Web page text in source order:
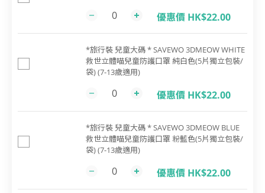
優惠價 HK$22.00
*旅行裝 兒童大碼 * SAVEWO 3DMEOW WHITE
救世立體喵兒童防護口罩 純白色(5片獨立包裝/
袋) (7-13歲適用)
優惠價 HK$22.00
*旅行裝 兒童大碼 * SAVEWO 3DMEOW BLUE
救世立體喵兒童防護口罩 粉藍色(5片獨立包裝/
袋) (7-13歲適用)
優惠價 HK$22.00